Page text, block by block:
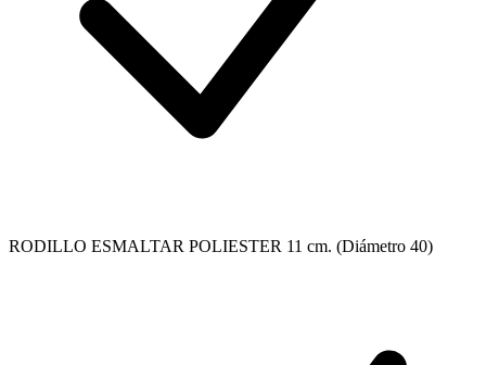
RODILLO ESMALTAR POLIESTER 11 cm. (Diámetro 40)